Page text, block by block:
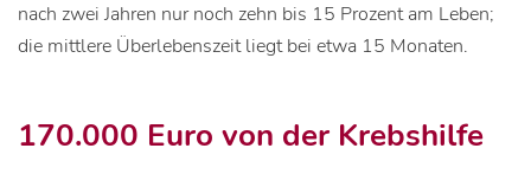
nach zwei Jahren nur noch zehn bis 15 Prozent am Leben;
die mittlere Überlebenszeit liegt bei etwa 15 Monaten.
170.000 Euro von der Krebshilfe